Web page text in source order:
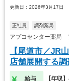
更新日：2026年3月17日
正社員 調剤薬局
アプコセンター薬局
【尾道市／JR
店舗展開する
給与 【年収